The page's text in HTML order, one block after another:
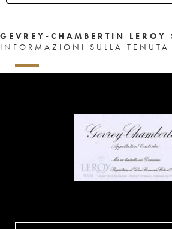
GEVREY-CHAMBERTIN LEROY
INFORMAZIONI SULLA TENUTA